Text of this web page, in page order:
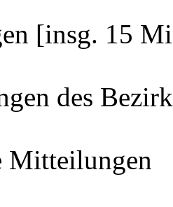
[insg. 15
des
Mitteilungen